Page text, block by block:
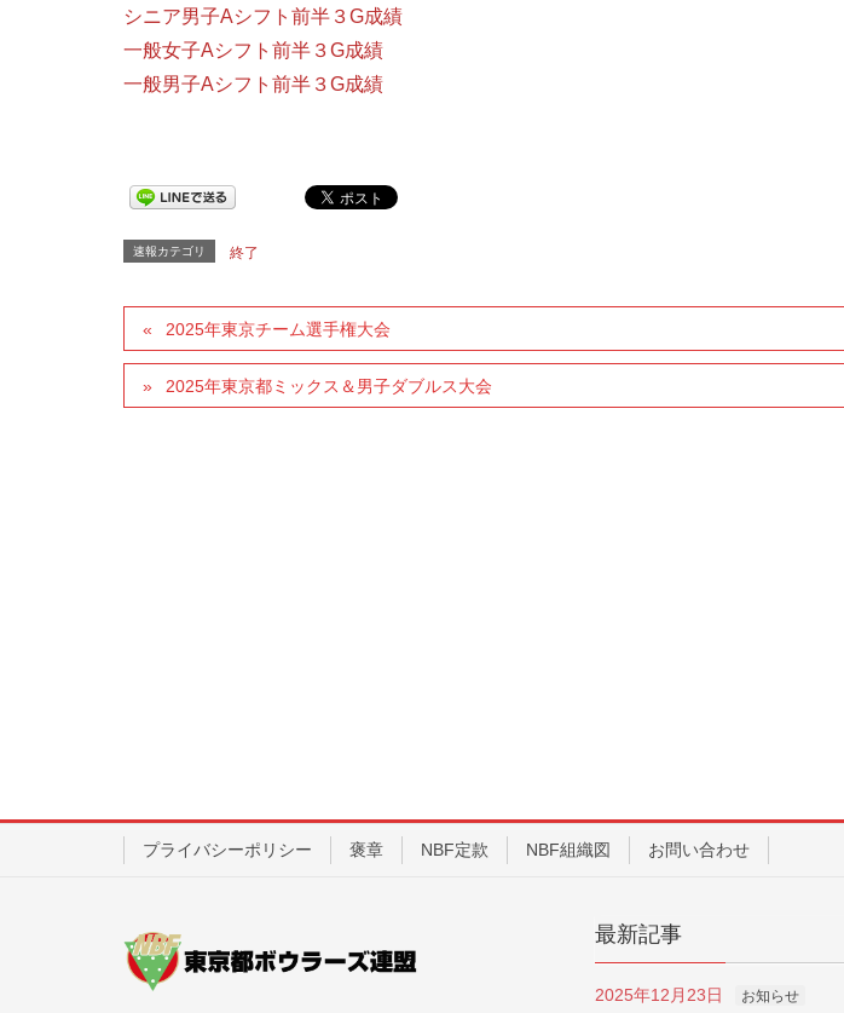
シニア男子Aシフト前半３G成績
一般女子Aシフト前半３G成績
一般男子Aシフト前半３G成績
速報カテゴリ 終了
2025年東京チーム選手権大会
2025年東京都ミックス＆男子ダブルス大会
プライバシーポリシー 褒章 NBF定款 NBF組織図 お問い合わせ
最新記事
2025年12月23日 お知らせ